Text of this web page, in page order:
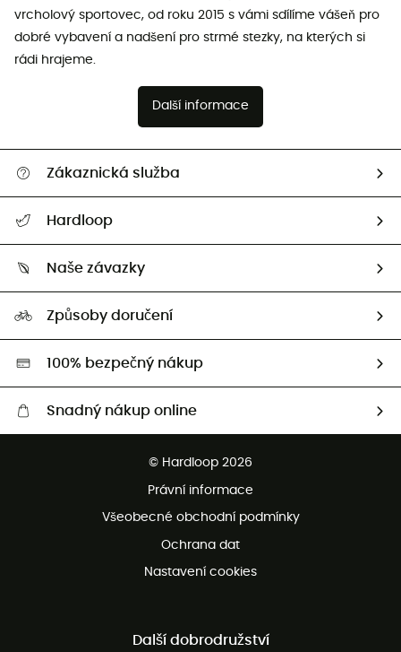
vrcholový sportovec, od roku 2015 s vámi sdílíme vášeň pro
dobré vybavení a nadšení pro strmé stezky, na kterých si
rádi hrajeme.
Další informace
Zákaznická služba
Vrácení zboží a peněz
Hardloop
Naši Ambasadoři
Naše závazky
Second hand
HardGreen
Způsoby doručení
100% bezpečný nákup
Snadný nákup online
Bezplatné vrácení do 100 dnů
Bezplatná zákaznická služba
© Hardloop 2026
Právní informace
Všeobecné obchodní podmínky
Ochrana dat
Nastavení cookies
Další dobrodružství